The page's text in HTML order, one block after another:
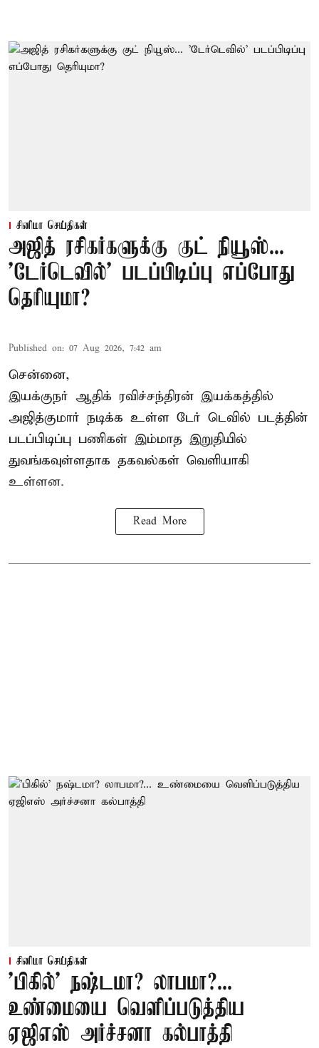
சினிமா செய்திகள்
அஜித் ரசிகர்களுக்கு குட் நியூஸ்...
'டேர்டெவில்' படப்பிடிப்பு எப்போது
தெரியுமா?
Published on: 07 Aug 2026, 7:42 am
சென்னை,
இயக்குநர் ஆதிக் ரவிச்சந்திரன் இயக்கத்தில்
அஜித்குமார் நடிக்க உள்ள டேர் டெவில் படத்தின்
படப்பிடிப்பு பணிகள் இம்மாத இறுதியில்
துவங்கவுள்ளதாக தகவல்கள் வெளியாகி
உள்ளன.
Read More
சினிமா செய்திகள்
'பிகில்' நஷ்டமா? லாபமா?...
உண்மையை வெளிப்படுத்திய
ஏஜிஎஸ் அர்ச்சனா கல்பாத்தி